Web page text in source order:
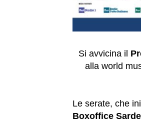
Si avvicina il
alla world
Le serate, che
Boxoffice